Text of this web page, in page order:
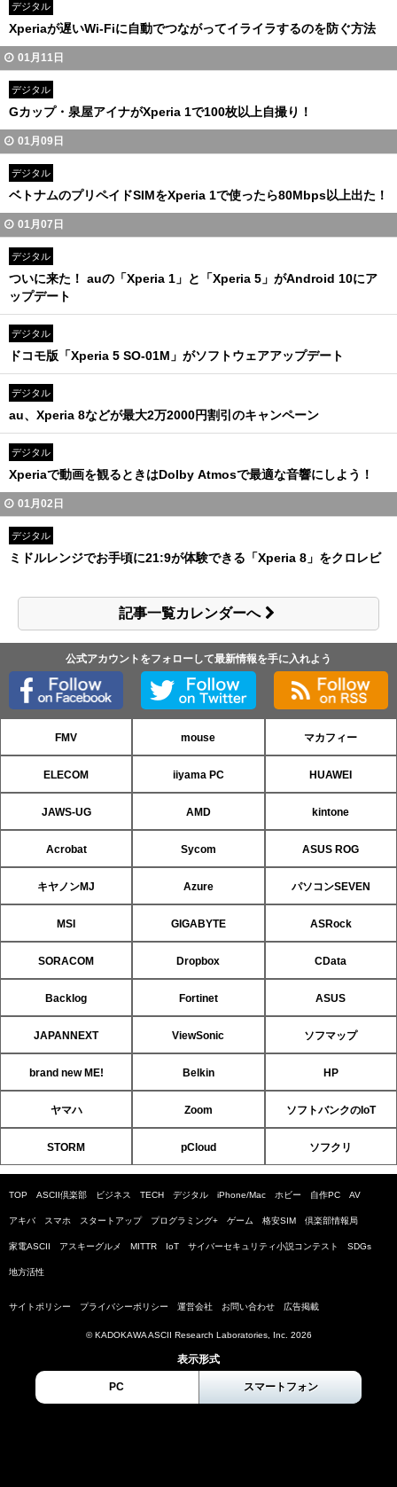
デジタル
Xperiaが遅いWi-Fiに自動でつながってイライラするのを防ぐ方法
01月11日
デジタル
Gカップ・泉屋アイナがXperia 1で100枚以上自撮り！
01月09日
デジタル
ベトナムのプリペイドSIMをXperia 1で使ったら80Mbps以上出た！
01月07日
デジタル
ついに来た！ auの「Xperia 1」と「Xperia 5」がAndroid 10にア
ップデート
デジタル
ドコモ版「Xperia 5 SO-01M」がソフトウェアアップデート
デジタル
au、Xperia 8などが最大2万2000円割引のキャンペーン
デジタル
Xperiaで動画を観るときはDolby Atmosで最適な音響にしよう！
01月02日
デジタル
ミドルレンジでお手頃に21:9が体験できる「Xperia 8」をクロレビ
記事一覧カレンダーへ
公式アカウントをフォローして最新情報を手に入れよう
FMV mouse マカフィー
ELECOM iiyama PC HUAWEI
JAWS-UG AMD kintone
Acrobat Sycom ASUS ROG
キヤノンMJ Azure パソコンSEVEN
MSI GIGABYTE ASRock
SORACOM Dropbox CData
Backlog Fortinet ASUS
JAPANNEXT ViewSonic ソフマップ
brand new ME! Belkin HP
ヤマハ Zoom ソフトバンクのIoT
STORM pCloud ソフクリ
TOP ASCII倶楽部 ビジネス TECH デジタル iPhone/Mac ホビー 自作PC AV
アキバ スマホ スタートアップ プログラミング+ ゲーム 格安SIM 倶楽部情報局
家電ASCII アスキーグルメ MITTR IoT サイバーセキュリティ小説コンテスト SDGs
地方活性
サイトポリシー プライバシーポリシー 運営会社 お問い合わせ 広告掲載
© KADOKAWA ASCII Research Laboratories, Inc. 2026
表示形式
PC スマートフォン